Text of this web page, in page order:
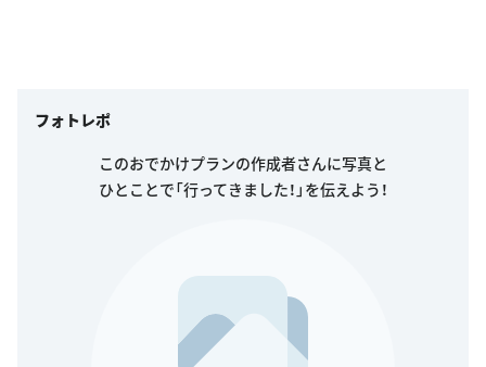
フォトレポ
このおでかけプランの作成者さんに写真と
ひとことで「行ってきました！」を伝えよう！